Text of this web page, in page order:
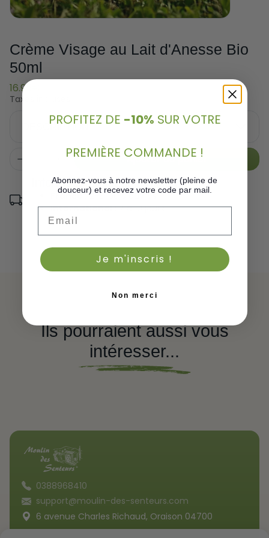
Crème Visage au Lait d'Anesse Bio
50ml
16.95€
Taxes incluses.
DESCRIPTION
Ajouter au panier
Informations sur la livraison
France :2-3 jours ouvrés
International :7 à 10 jours
Ils pourraient aussi vous
intéresser...
0388968410
support@moulin-des-senteurs.com
6 avenue Charles Richaud, Oraison 04700
PROFITEZ DE -10% SUR VOTRE
PREMIÈRE COMMANDE !
Abonnez-vous à notre newsletter (pleine de
douceur) et recevez votre code par mail.
Je m'inscris !
Non merci